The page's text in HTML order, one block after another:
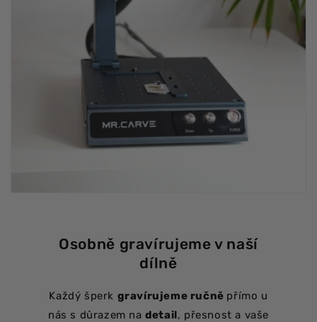
Osobně gravírujeme v naší
dílně
Každý šperk gravírujeme ručně přímo u
nás s důrazem nadetail, přesnost a vaše